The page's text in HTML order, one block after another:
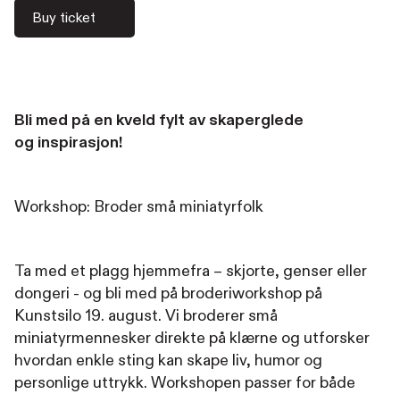
Buy ticket
Bli med på en kveld fylt av skaperglede
og inspirasjon!
Workshop: Broder små miniatyrfolk
Ta med et plagg hjemmefra – skjorte, genser eller
dongeri - og bli med på broderiworkshop på
Kunstsilo 19. august. Vi broderer små
miniatyrmennesker direkte på klærne og utforsker
hvordan enkle sting kan skape liv, humor og
personlige uttrykk. Workshopen passer for både